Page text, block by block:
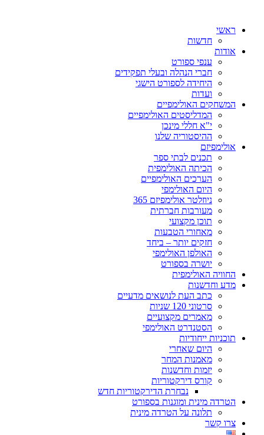
ראשי
חדשות
אודות
ענפי ספורט
חברי הנהלה ובעלי תפקידים
היחידה לספורט הישגי
ועדות
המשחקים האולימפיים
המדליסטים האולימפיים
י"א חללי מינכן
ההיסטוריה שלנו
אולימפיזם
תכנים לבתי ספר
הכיתה האולימפית
הערכים האולימפיים
היום האולימפי
ניוזלטר אולימפיזם 365
מעורבות חברתית
תוכן מקצועי
מאחורי הטבעות
חזקים יותר – ביחד
האולפן האולימפי
יושרה בספורט
החוויה האולימפית
מדע וחדשנות
כתב העת לנושאים מדעיים
סרטוני 120 שניות
מאמרים מקצועיים
הסטנדרט האולימפי
תוכניות ייחודיות
היום שאחרי
מאמנות המחר
יזמות וחדשנות
קורס דירקטוריות
נבחרת הדירקטוריות חדש
הטרדה מינית ומוגנות בספורט
תלונה על הטרדה מינית
צרו קשר